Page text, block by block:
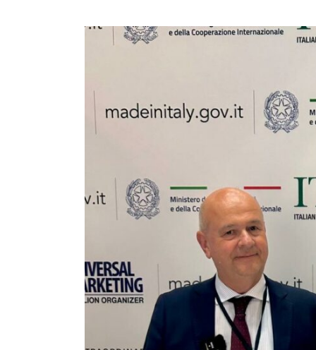
Luciano
l’export
agroalimentare